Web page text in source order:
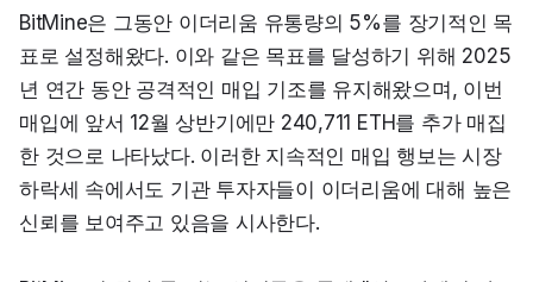
BitMine은 그동안 이더리움 유통량의 5%를 장기적인 목
표로 설정해왔다. 이와 같은 목표를 달성하기 위해 2025
년 연간 동안 공격적인 매입 기조를 유지해왔으며, 이번
매입에 앞서 12월 상반기에만 240,711 ETH를 추가 매집
한 것으로 나타났다. 이러한 지속적인 매입 행보는 시장
하락세 속에서도 기관 투자자들이 이더리움에 대해 높은
신뢰를 보여주고 있음을 시사한다.